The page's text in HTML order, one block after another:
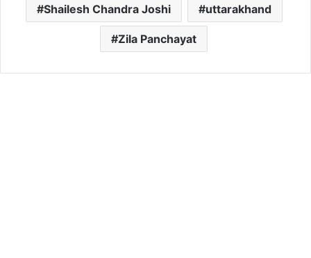
Shailesh Chandra Joshi uttarakhand
Zila Panchayat